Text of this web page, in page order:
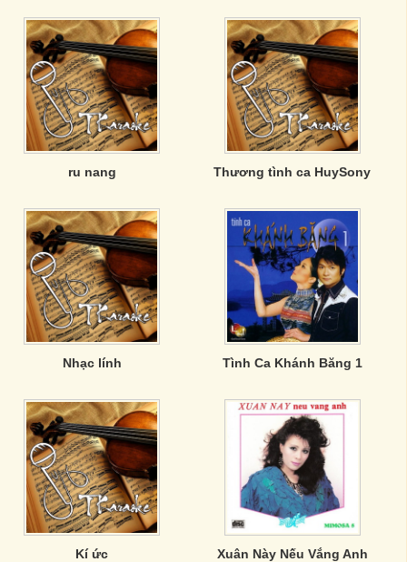
ru nang Thương tình ca HuySony
Nhạc lính Tình Ca Khánh Băng 1
Kí ức Xuân Này Nếu Vắng Anh